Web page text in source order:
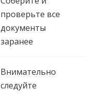
проверьте все
документы
заранее
Внимательно
следуйте